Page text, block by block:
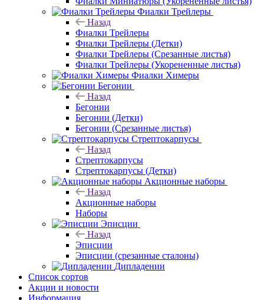
Фиалки Трейлеры
Назад
Фиалки Трейлеры
Фиалки Трейлеры (Детки)
Фиалки Трейлеры (Срезанные листья)
Фиалки Трейлеры (Укорененные листья)
Фиалки Химеры
Бегонии
Назад
Бегонии
Бегонии (Детки)
Бегонии (Срезанные листья)
Стрептокарпусы
Назад
Стрептокарпусы
Стрептокарпусы (Детки)
Акционные наборы
Назад
Акционные наборы
Наборы
Эписции
Назад
Эписции
Эписции (срезанные сталоны)
Дипладении
Список сортов
Акции и новости
Информация